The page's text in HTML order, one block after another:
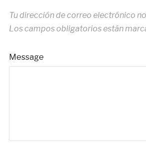
Tu dirección de correo electrónico
Los campos obligatorios están
Message